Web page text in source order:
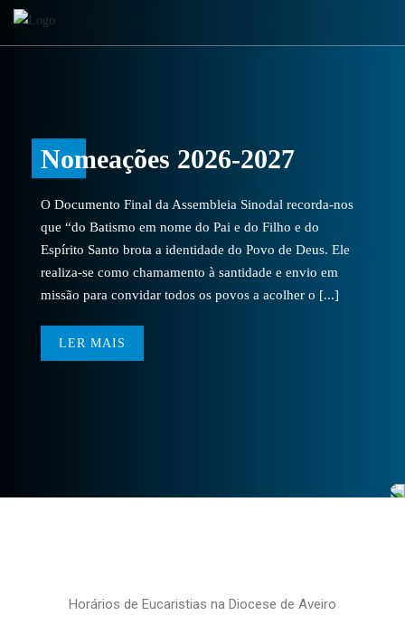
Nomeações 2026-2027
O Documento Final da Assembleia Sinodal recorda-nos
que “do Batismo em nome do Pai e do Filho e do
Espírito Santo brota a identidade do Povo de Deus. Ele
realiza-se como chamamento à santidade e envio em
missão para convidar todos os povos a acolher o [...]
LER MAIS
Horários de Eucaristias na Diocese de Aveiro